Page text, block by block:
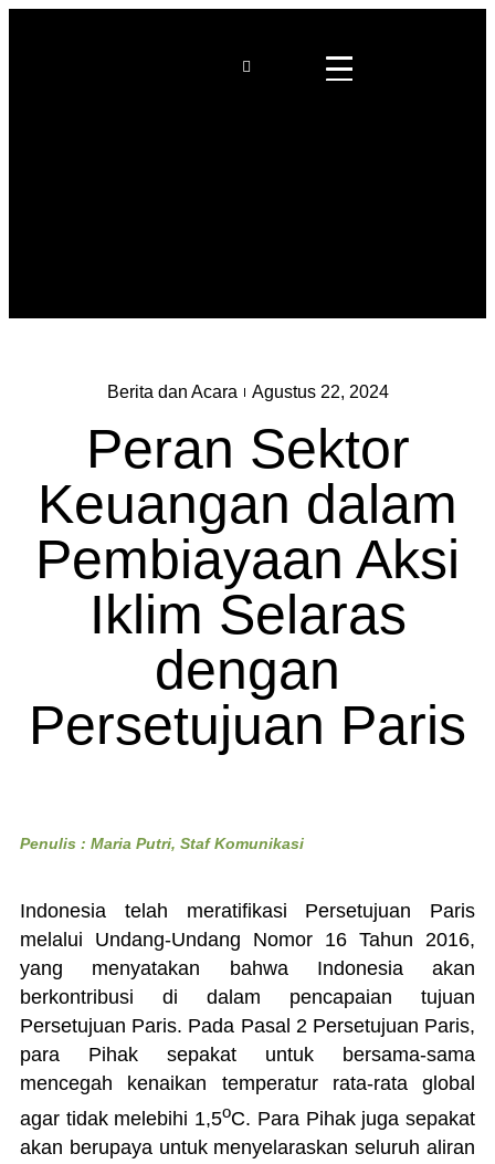
Berita dan Acara Agustus 22, 2024
Peran Sektor
Keuangan dalam
Pembiayaan Aksi
Iklim Selaras
dengan
Persetujuan Paris
Penulis : Maria Putri, Staf Komunikasi
Indonesia telah meratifikasi Persetujuan Paris
melalui Undang-Undang Nomor 16 Tahun 2016,
yang menyatakan bahwa Indonesia akan
berkontribusi di dalam pencapaian tujuan
Persetujuan Paris. Pada Pasal 2 Persetujuan Paris,
para Pihak sepakat untuk bersama-sama
mencegah kenaikan temperatur rata-rata global
agar tidak melebihi 1,5oC. Para Pihak juga sepakat
akan berupaya untuk menyelaraskan seluruh aliran